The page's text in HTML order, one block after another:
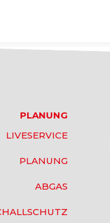
PLANUNG
LIVESERVICE
PLANUNG
ABGAS